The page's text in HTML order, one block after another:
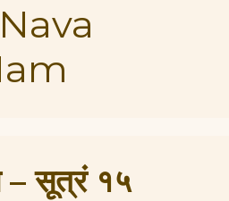
– सूत्रं १५